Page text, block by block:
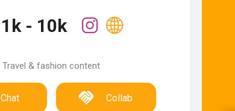
1k - 10k
Travel & fashion content
Chat Collab